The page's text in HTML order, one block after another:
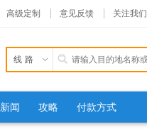
高级定制 意见反馈 关注我们
线路
新闻 攻略 付款方式